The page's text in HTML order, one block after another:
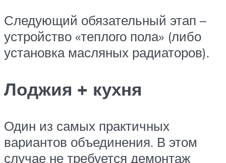
Следующий обязательный этап –
устройство «теплого пола» (либо
установка масляных радиаторов).
Лоджия + кухня
Один из самых практичных
вариантов объединения. В этом
случае не требуется демонтаж